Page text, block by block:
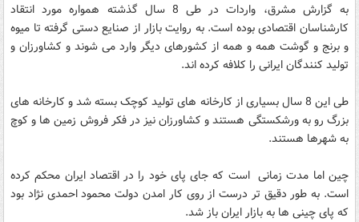
به گزارش مشرق، واردات در طی 8 سال گذشته همواره مورد انتقاد
کارشناسان اقتصادی بوده است. به روایت بازار از صنایع دستی گرفته تا میوه
و برنج و گوشت همه و همه از کشورهای دیگر وارد می شوند و کشاورزان و
تولید کنندگان ایرانی را کلافه کرده اند.
طی این 8 سال بسیاری از کارخانه های تولید کوچک بسته شد و کارخانه های
بزرگ رو به ورشکستگی هستند و کشاورزان نیز در فکر فروش زمین ها و کوچ
به شهرها هستند.
چین اما مدت زمانی است که جای پای خود را در اقتصاد ایران محکم کرده
است. به طور دقیق تر درست از روی کار امدن دولت محمود احمدی نژاد بود
که پای چینی ها به بازار ایران باز شد.